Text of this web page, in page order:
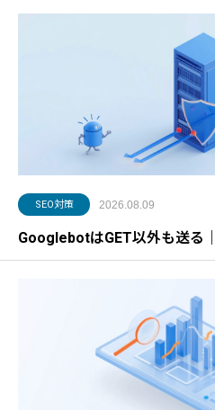
SEO対策 2026.08.09
GooglebotはGET以外も送る